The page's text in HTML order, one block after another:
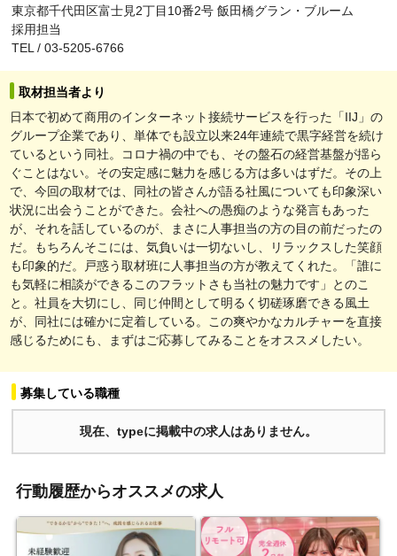
東京都千代田区富士見2丁目10番2号 飯田橋グラン・ブルーム
採用担当
TEL / 03-5205-6766
取材担当者より
日本で初めて商用のインターネット接続サービスを行った「IIJ」の
グループ企業であり、単体でも設立以来24年連続で黒字経営を続け
ているという同社。コロナ禍の中でも、その盤石の経営基盤が揺ら
ぐことはない。その安定感に魅力を感じる方は多いはずだ。その上
で、今回の取材では、同社の皆さんが語る社風についても印象深い
状況に出会うことができた。会社への愚痴のような発言もあった
が、それを話しているのが、まさに人事担当の方の目の前だったの
だ。もちろんそこには、気負いは一切ないし、リラックスした笑顔
も印象的だ。戸惑う取材班に人事担当の方が教えてくれた。「誰に
も気軽に相談ができるこのフラットさも当社の魅力です」とのこ
と。社員を大切にし、同じ仲間として明るく切磋琢磨できる風土
が、同社には確かに定着している。この爽やかなカルチャーを直接
感じるためにも、まずはご応募してみることをオススメしたい。
募集している職種
現在、typeに掲載中の求人はありません。
行動履歴からオススメの求人